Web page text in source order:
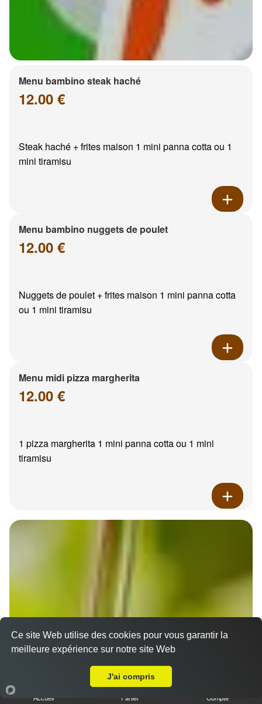
Menu bambino steak haché
12.00 €
Steak haché + frites maison 1 mini panna cotta ou 1
mini tiramisu
Menu bambino nuggets de poulet
12.00 €
Nuggets de poulet + frites maison 1 mini panna cotta
ou 1 mini tiramisu
Menu midi pizza margherita
12.00 €
1 pizza margherita 1 mini panna cotta ou 1 mini
tiramisu
Accueil Panier Compte
Ce site Web utilise des cookies pour vous garantir la
meilleure expérience sur notre site Web
J'ai compris